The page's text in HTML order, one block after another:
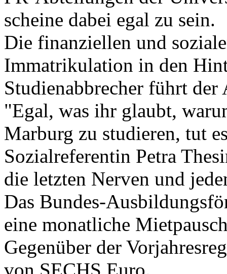
scheine dabei egal zu sein.
Die finanziellen und
Immatrikulation in den
Studienabbrecher führt
"Egal, was ihr glaubt,
Marburg zu studieren, tut
Sozialreferentin Petra
die letzten Nerven und
Das Bundes-
eine monatliche
Gegenüber der
von SECHS Euro.